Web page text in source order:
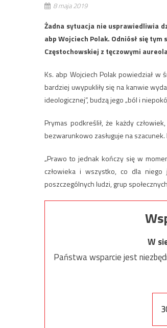
8 maja 2019
Żadna sytuacja nie usprawiedliwia
abp Wojciech Polak. Odniósł się
Częstochowskiej z tęczowymi
Ks. abp Wojciech Polak powiedział w
bardziej uwypukliły się na kanwie
ideologicznej”, budzą jego „ból i
Prymas podkreślił, że każdy
bezwarunkowo zasługuje na
„Prawo to jednak kończy się w
człowieka i wszystko, co dla
poszczególnych ludzi, grup
W
Państwa wsparcie jest